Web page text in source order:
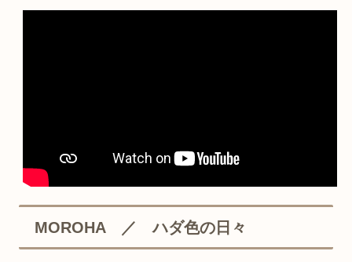
MOROHA ／ ハダ色の日々